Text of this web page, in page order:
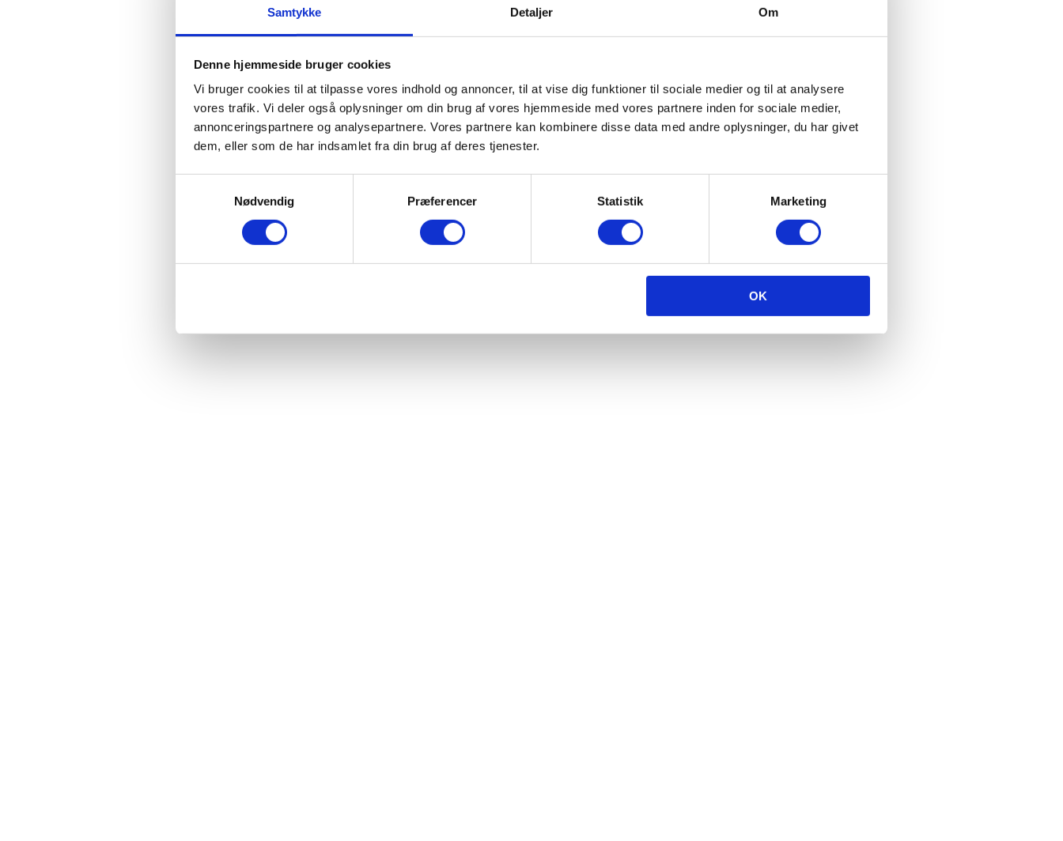
Samtykke Detaljer Om
Denne hjemmeside bruger cookies
Vi bruger cookies til at tilpasse vores indhold og annoncer, til at vise dig funktioner til sociale medier og til at analysere
vores trafik. Vi deler også oplysninger om din brug af vores hjemmeside med vores partnere inden for sociale medier,
annonceringspartnere og analysepartnere. Vores partnere kan kombinere disse data med andre oplysninger, du har givet
dem, eller som de har indsamlet fra din brug af deres tjenester.
Nødvendig
Præferencer Statistik Marketing
OK